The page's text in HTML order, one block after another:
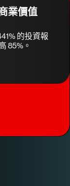
業價值
的投資報
85%。